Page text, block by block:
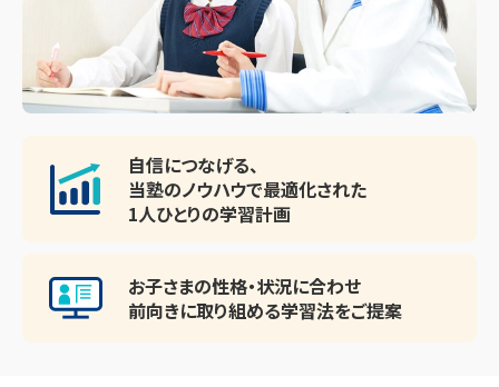
自信につなげる、
当塾のノウハウで最適化された
1人ひとりの学習計画
お子さまの性格・状況に合わせ
前向きに取り組める学習法をご提案